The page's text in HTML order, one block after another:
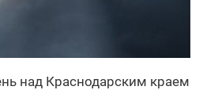
над Краснодарским краем